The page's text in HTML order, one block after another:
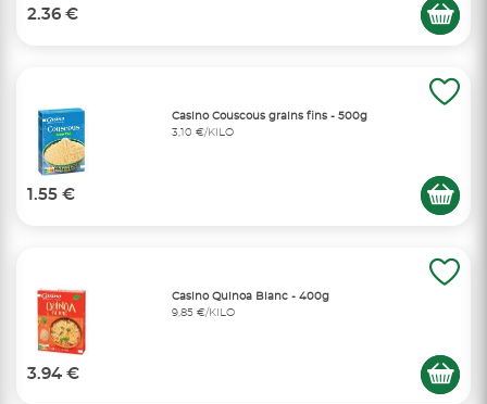
2.36 €
Casino Couscous grains fins - 500g
3,10 €/KILO
1.55 €
Casino Quinoa Blanc - 400g
9,85 €/KILO
3.94 €